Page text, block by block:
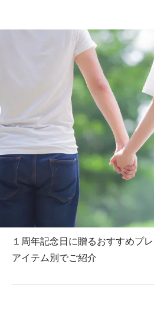
１周年記念日に贈るおすすめプ
アイテム別でご紹介